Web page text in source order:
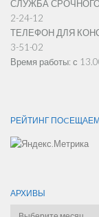
СЛУЖБА
2-24-12
ТЕЛЕФОН ДЛЯ
3-51-02
Время работы: с
РЕЙТИНГ
АРХИВЫ
Архивы